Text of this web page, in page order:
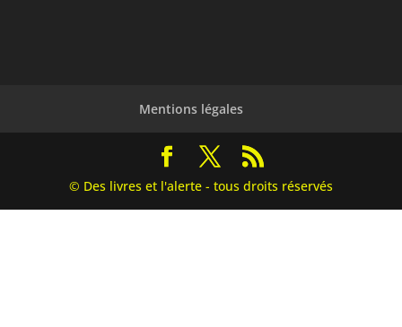
Mentions légales
© Des livres et l'alerte - tous droits réservés